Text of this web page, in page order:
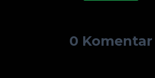
0 Komentar